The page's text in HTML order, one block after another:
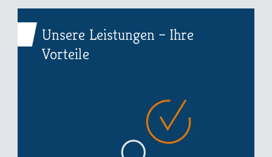
Unsere Leistungen – Ihre
Vorteile